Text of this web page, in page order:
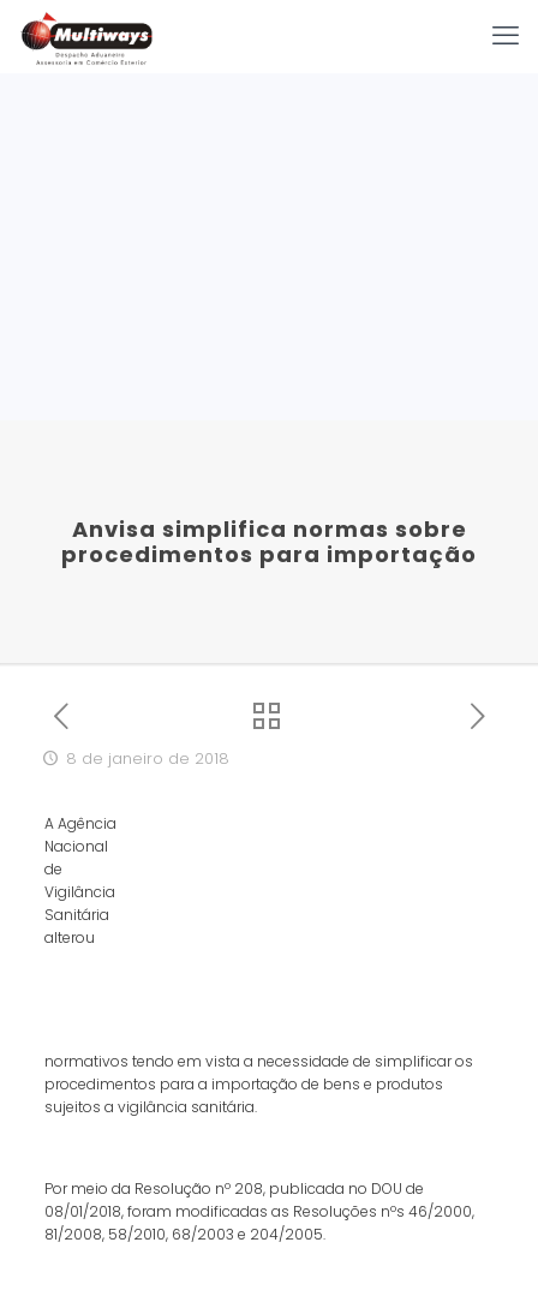
Anvisa simplifica normas sobre
procedimentos para importação
8 de janeiro de 2018
A Agência
Nacional
de
Vigilância
Sanitária
alterou
normativos tendo em vista a necessidade de simplificar os
procedimentos para a importação de bens e produtos
sujeitos a vigilância sanitária.
Por meio da Resolução nº 208, publicada no DOU de
08/01/2018, foram modificadas as Resoluções nºs 46/2000,
81/2008, 58/2010, 68/2003 e 204/2005.